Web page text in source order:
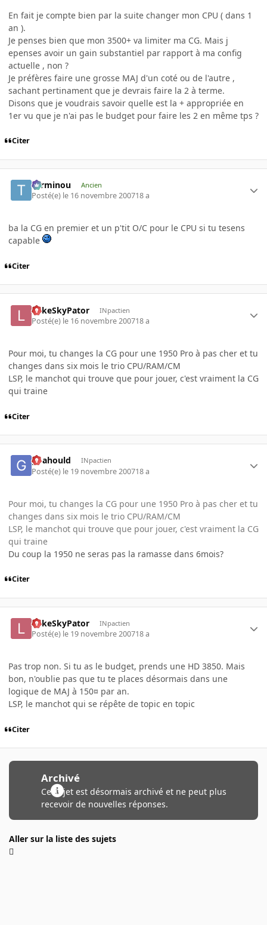
En fait je compte bien par la suite changer mon CPU ( dans 1
an ).
Je penses bien que mon 3500+ va limiter ma CG. Mais j
epenses avoir un gain substantiel par rapport à ma config
actuelle , non ?
Je préfères faire une grosse MAJ d'un coté ou de l'autre ,
sachant pertinament que je devrais faire la 2 à terme.
Disons que je voudrais savoir quelle est la + appropriée en
1er vu que je n'ai pas le budget pour faire les 2 en même tps ?
Citer
Terminou Ancien
Posté(e) le 16 novembre 200718 a
ba la CG en premier et un p'tit O/C pour le CPU si tu tesens
capable
Citer
LukeSkyPator INpactien
Posté(e) le 16 novembre 200718 a
Pour moi, tu changes la CG pour une 1950 Pro à pas cher et tu
changes dans six mois le trio CPU/RAM/CM
LSP, le manchot qui trouve que pour jouer, c'est vraiment la CG
qui traine
Citer
goahould INpactien
Posté(e) le 19 novembre 200718 a
Pour moi, tu changes la CG pour une 1950 Pro à pas cher et tu
changes dans six mois le trio CPU/RAM/CM
LSP, le manchot qui trouve que pour jouer, c'est vraiment la CG
qui traine
Du coup la 1950 ne seras pas la ramasse dans 6mois?
Citer
LukeSkyPator INpactien
Posté(e) le 19 novembre 200718 a
Pas trop non. Si tu as le budget, prends une HD 3850. Mais
bon, n'oublie pas que tu te places désormais dans une
logique de MAJ à 150¤ par an.
LSP, le manchot qui se répête de topic en topic
Citer
Archivé
Ce sujet est désormais archivé et ne peut plus
recevoir de nouvelles réponses.
Aller sur la liste des sujets